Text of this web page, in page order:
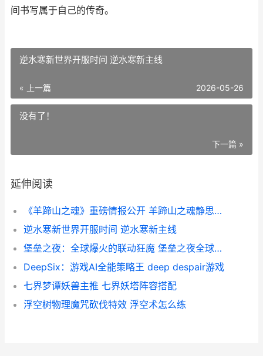
间书写属于自己的传奇。
逆水寒新世界开服时间 逆水寒新主线
« 上一篇 2026-05-26
没有了！
下一篇 »
延伸阅读
《羊蹄山之魂》重磅情报公开 羊蹄山之魂静思祭坛
逆水寒新世界开服时间 逆水寒新主线
堡垒之夜：全球爆火的联动狂魔 堡垒之夜全球总决赛收视纪录
DeepSix：游戏AI全能策略王 deep despair游戏
七界梦谭妖兽主推 七界妖塔阵容搭配
浮空树物理魔咒砍伐特效 浮空术怎么练